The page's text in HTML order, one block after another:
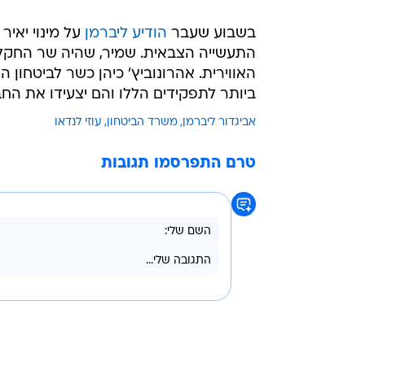
בשבוע שעבר הודיע ליברמן על מינוי
התעשייה הצבאית. שמיר, שהיה שר
האווירית. אהרונוביץ' כיהן כשר
ביותר לתפקידים הללו והם יצעידו את
אביגדור ליברמן משרד הביטחון עוזי לנדאו
טרם התפרסמו תגובות